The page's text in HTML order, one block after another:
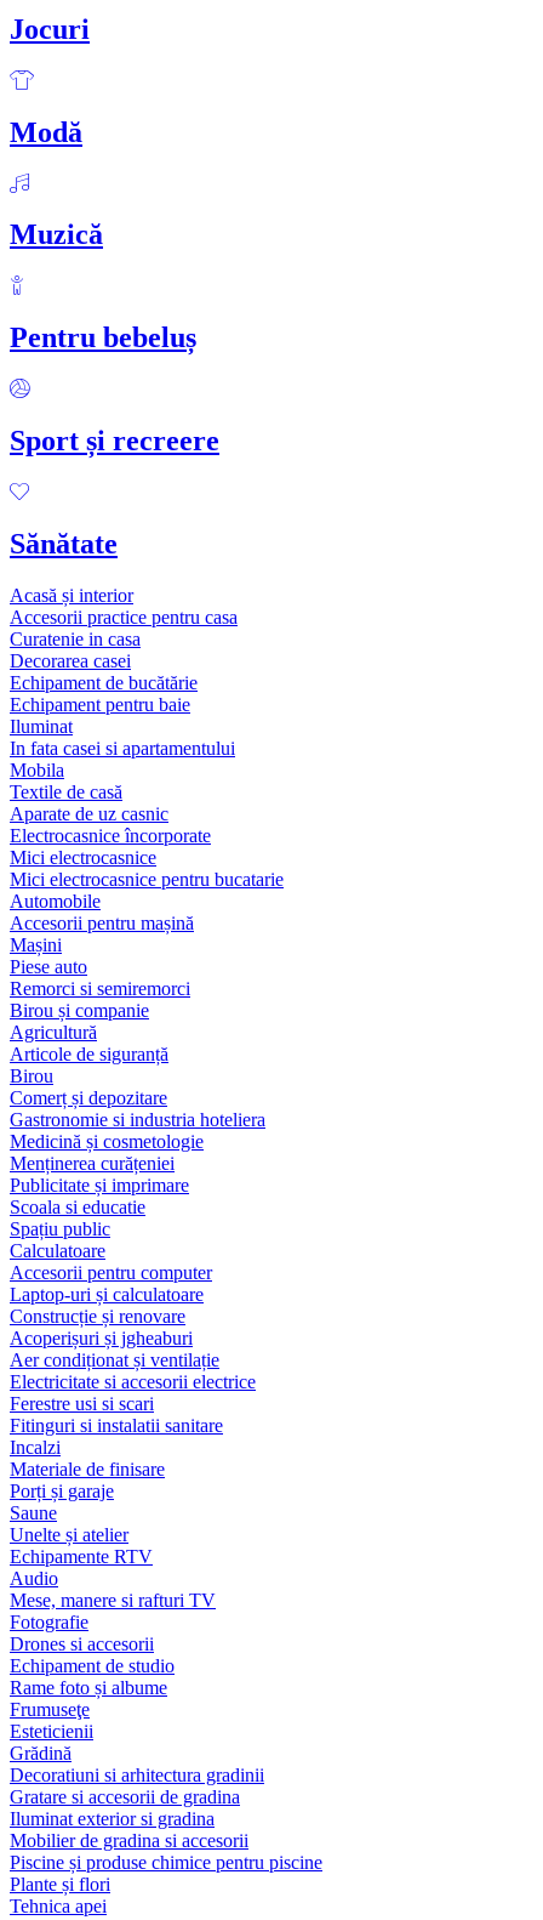
Jocuri
Modă
Muzică
Pentru bebeluș
Sport și recreere
Sănătate
Acasă și interior
Accesorii practice pentru casa
Curatenie in casa
Decorarea casei
Echipament de bucătărie
Echipament pentru baie
Iluminat
In fata casei si apartamentului
Mobila
Textile de casă
Aparate de uz casnic
Electrocasnice încorporate
Mici electrocasnice
Mici electrocasnice pentru bucatarie
Automobile
Accesorii pentru mașină
Mașini
Piese auto
Remorci si semiremorci
Birou și companie
Agricultură
Articole de siguranță
Birou
Comerț și depozitare
Gastronomie si industria hoteliera
Medicină și cosmetologie
Menținerea curățeniei
Publicitate și imprimare
Scoala si educatie
Spațiu public
Calculatoare
Accesorii pentru computer
Laptop-uri și calculatoare
Construcție și renovare
Acoperișuri și jgheaburi
Aer condiționat și ventilație
Electricitate si accesorii electrice
Ferestre usi si scari
Fitinguri si instalatii sanitare
Incalzi
Materiale de finisare
Porți și garaje
Saune
Unelte și atelier
Echipamente RTV
Audio
Mese, manere si rafturi TV
Fotografie
Drones si accesorii
Echipament de studio
Rame foto și albume
Frumuseţe
Esteticienii
Grădină
Decoratiuni si arhitectura gradinii
Gratare si accesorii de gradina
Iluminat exterior si gradina
Mobilier de gradina si accesorii
Piscine și produse chimice pentru piscine
Plante și flori
Tehnica apei